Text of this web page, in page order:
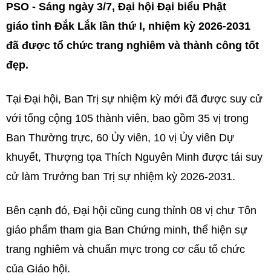
PSO - Sáng ngày 3/7, Đại hội Đại biểu Phật
giáo tỉnh Đắk Lắk lần thứ I, nhiệm kỳ 2026-2031
đã được tổ chức trang nghiêm và thành công tốt
đẹp.
Tại Đại hội, Ban Trị sự nhiệm kỳ mới đã được suy cử
với tổng cộng 105 thành viên, bao gồm 35 vị trong
Ban Thường trực, 60 Ủy viên, 10 vị Ủy viên Dự
khuyết, Thượng tọa Thích Nguyên Minh được tái suy
cử làm Trưởng ban Trị sự nhiệm kỳ 2026-2031.
Bên cạnh đó, Đại hội cũng cung thỉnh 08 vị chư Tôn
giáo phẩm tham gia Ban Chứng minh, thể hiện sự
trang nghiêm và chuẩn mực trong cơ cấu tổ chức
của Giáo hội.